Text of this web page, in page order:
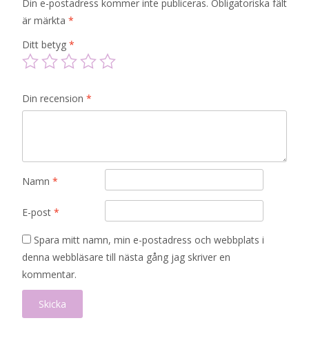
Din e-postadress kommer inte publiceras. Obligatoriska fält
är märkta *
Ditt betyg *
Din recension *
Namn *
E-post *
Spara mitt namn, min e-postadress och webbplats i
denna webbläsare till nästa gång jag skriver en
kommentar.